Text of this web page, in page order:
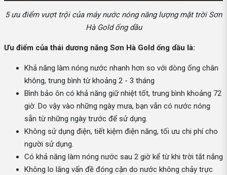
5 ưu điểm vượt trội của máy nước nóng năng lượng mặt trời Sơn
Hà Gold ống dầu
Ưu điểm của thái dương năng Sơn Hà Gold ống dầu là:
Khả năng làm nóng nước nhanh hơn so với dòng ống chân
không, trung bình từ khoảng 2 - 3 tháng
Bình bảo ôn có khả năng giữ nhiệt tốt, trung bình khoảng 72
giờ. Do vậy vào những ngày mưa, bạn vẫn có nước nóng
sẵn từ những ngày trước để sử dụng.
Không sử dụng điện, tiết kiệm điện năng, tối ưu chi phí cho
người sử dụng.
Có khả năng làm nóng nước sau 2 giờ kể từ khi trời tắt nắng
Không lo lắng vấn đề đóng cặn do nước không chảy trực